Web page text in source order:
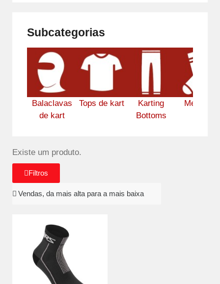
Subcategorias
Balaclavas
de kart
Tops de kart
Karting
Bottoms
Meias de
Existe um produto.
Filtros